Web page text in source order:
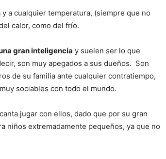
de
Perros
a cualquier temperatura, (siempre que no
calor, como del frío.
gran inteligencia y suelen ser lo que
son muy apegados a sus dueños. Son
de su familia ante cualquier contratiempo,
sociables con todo el mundo.
jugar con ellos, dado que por su gran
niños extremadamente pequeños, ya que no